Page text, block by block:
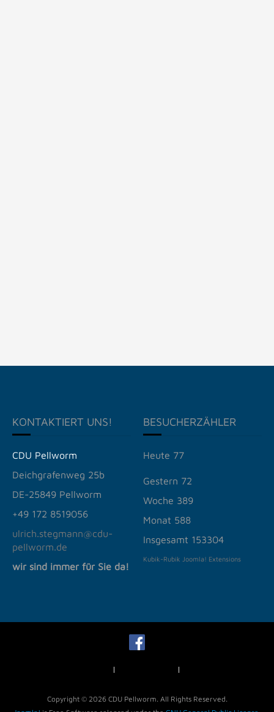
KONTAKTIERT UNS!
CDU Pellworm
Deichgrafenweg 25b
DE-25849 Pellworm
+49 172 8519056
ulrich.stegmann@cdu-
pellworm.de
wir sind immer für Sie da!
BESUCHERZÄHLER
Heute 77
Gestern 72
Woche 389
Monat 588
Insgesamt 153304
Kubik-Rubik Joomla! Extensions
Copyright © 2026 CDU Pellworm. All Rights Reserved.